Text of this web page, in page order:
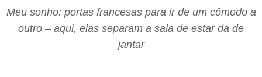
Meu sonho: portas francesas para ir de um cômodo a
outro – aqui, elas separam a sala de estar da de
jantar